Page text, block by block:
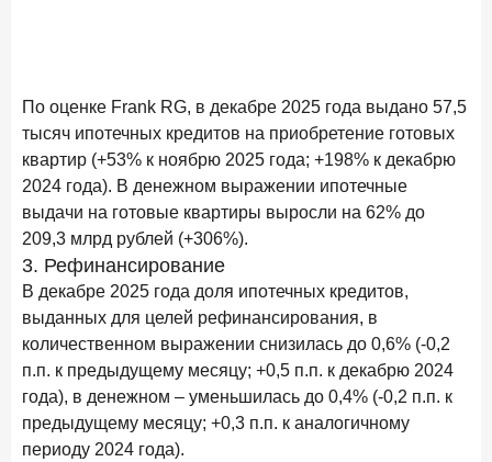
По оценке Frank RG, в декабре 2025 года выдано 57,5
тысяч ипотечных кредитов на приобретение готовых
квартир (+53% к ноябрю 2025 года; +198% к декабрю
2024 года). В денежном выражении ипотечные
выдачи на готовые квартиры выросли на 62% до
209,3 млрд рублей (+306%).
3. Рефинансирование
В декабре 2025 года доля ипотечных кредитов,
выданных для целей рефинансирования, в
количественном выражении снизилась до 0,6% (-0,2
п.п. к предыдущему месяцу; +0,5 п.п. к декабрю 2024
года), в денежном – уменьшилась до 0,4% (-0,2 п.п. к
предыдущему месяцу; +0,3 п.п. к аналогичному
периоду 2024 года).